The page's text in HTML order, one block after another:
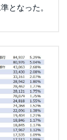
となった。